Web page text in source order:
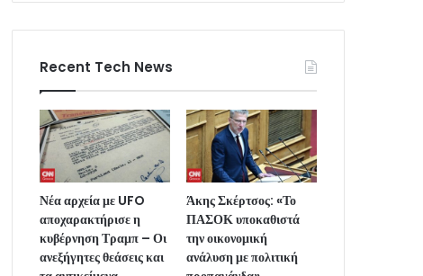
Recent Tech News
Νέα αρχεία με UFO
αποχαρακτήρισε η
κυβέρνηση Τραμπ – Οι
ανεξήγητες θεάσεις και
Άκης Σκέρτσος: «Το
ΠΑΣΟΚ υποκαθιστά
την οικονομική
ανάλυση με πολιτική